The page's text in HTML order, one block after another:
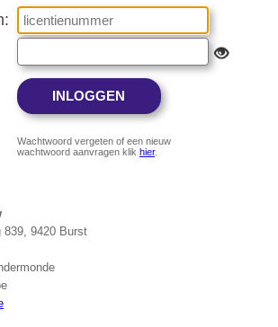
Wachtwoord vergeten of een nieuw
wachtwoord aanvragen klik hier.
839, 9420 Burst